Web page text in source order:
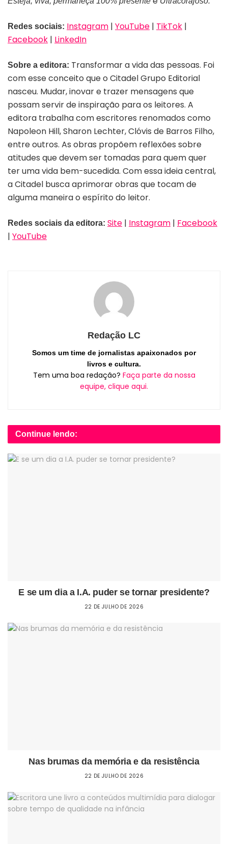
Redes sociais: Instagram | YouTube | TikTok |
Facebook | LinkedIn
Sobre a editora: Transformar a vida das pessoas. Foi
com esse conceito que o Citadel Grupo Editorial
nasceu. Mudar, inovar e trazer mensagens que
possam servir de inspiração para os leitores. A
editora trabalha com escritores renomados como
Napoleon Hill, Sharon Lechter, Clóvis de Barros Filho,
entre outros. As obras propõem reflexões sobre
atitudes que devem ser tomadas para quem quer
ter uma vida bem-sucedida. Com essa ideia central,
a Citadel busca aprimorar obras que tocam de
alguma maneira o espírito do leitor.
Redes sociais da editora: Site | Instagram | Facebook
| YouTube
Redação LC
Somos um time de jornalistas apaixonados por
livros e cultura.
Tem uma boa redação? Faça parte da nossa
equipe, clique aqui.
Continue lendo:
E se um dia a I.A. puder se tornar presidente?
22 DE JULHO DE 2026
Nas brumas da memória e da resistência
22 DE JULHO DE 2026